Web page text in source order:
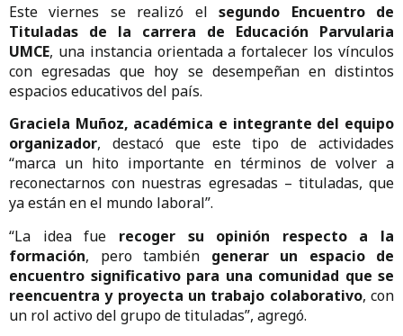
Este viernes se realizó elsegundo Encuentro de
Tituladas de la carrera de Educación Parvularia
UMCE, una instancia orientada a fortalecer los vínculos
con egresadas que hoy se desempeñan en distintos
espacios educativos del país.
Graciela Muñoz, académica e integrante del equipo
organizador, destacó que este tipo de actividades
“marca un hito importante en términos de volver a
reconectarnos con nuestras egresadas – tituladas, que
ya están en el mundo laboral”.
“La idea fue recoger su opinión respecto a la
formación, pero también generar un espacio de
encuentro significativo para una comunidad que se
reencuentra y proyecta un trabajo colaborativo, con
un rol activo del grupo de tituladas”, agregó.